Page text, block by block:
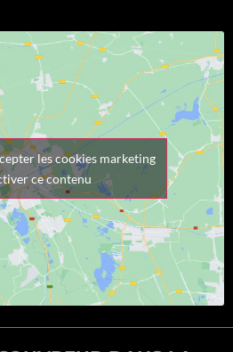
les cookies marketing
ce contenu